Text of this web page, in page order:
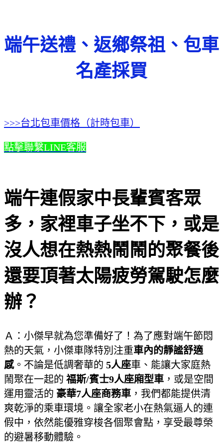
端午送禮、返鄉祭祖、包車
名產採買
>>>台北包車價格（計時包車）
點擊聯繫LINE客服
端午連假家中長輩賓客眾
多，家裡車子坐不下，或是
沒人想在熱熱鬧鬧的聚餐後
還要頂著太陽疲勞駕駛怎麼
辦？
Ａ：小傑早就為您準備好了！為了應對端午節悶
熱的天氣，小傑車隊特別注重車內的靜謐舒適
感。不論是低調奢華的 5人座車、能讓大家庭熱
鬧聚在一起的 福斯/賓士9人座廂型車 ，或是空間
運用靈活的 豪華7人座商務車 ，我們都能提供清
爽乾淨的乘車環境。讓全家老小在熱氣逼人的連
假中，依然能優雅穿梭各個聚會點，享受最尊榮
的避暑移動體驗。